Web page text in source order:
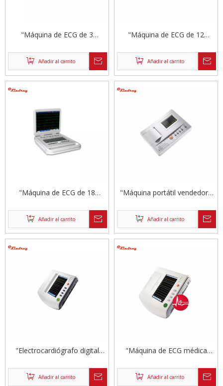
"Máquina de ECG de 3
Añadir al carrito
"Máquina de ECG de 12
Añadir al carrito
"Máquina de ECG de 18
Añadir al carrito
"Máquina portátil vendedora
de Glasgow de Digitaces"
Añadir al carrito
"Electrocardiógrafo digital
Añadir al carrito
"Máquina de ECG médica
Añadir al carrito